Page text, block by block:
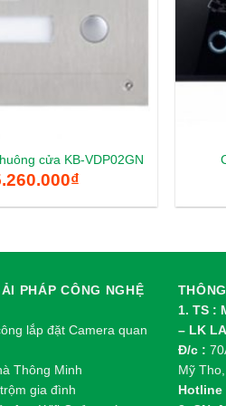
cửa KB-VDP02GN
₫
PHÁP CÔNG NGHỆ
lắp đặt Camera quan
Thông Minh
gia đình
1. TS :
– LK
Đ/c :
Mỹ
Hotline